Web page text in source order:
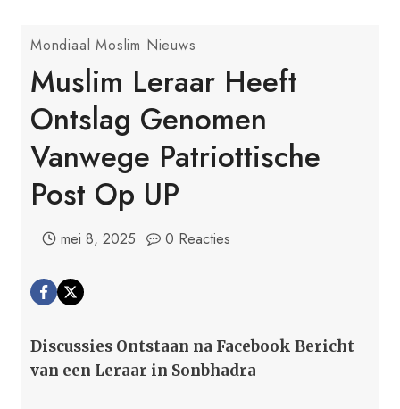
Mondiaal Moslim Nieuws
Muslim Leraar Heeft
Ontslag Genomen
Vanwege Patriottische
Post Op UP
mei 8, 2025 0 Reacties
Discussies Ontstaan na Facebook Bericht
van een Leraar in Sonbhadra